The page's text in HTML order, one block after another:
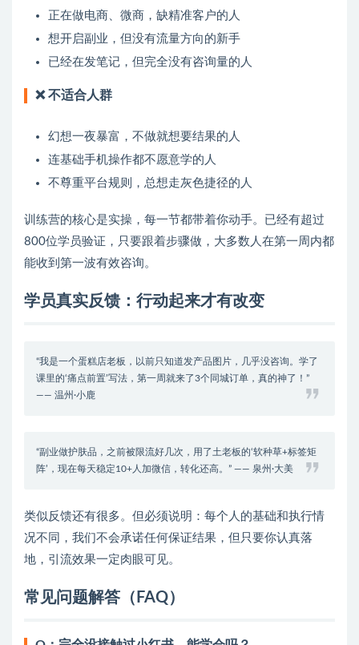
正在做电商、微商，缺精准客户的人
想开启副业，但没有流量方向的新手
已经在发笔记，但完全没有咨询量的人
❌ 不适合人群
幻想一夜暴富，不做就想要结果的人
连基础手机操作都不愿意学的人
不尊重平台规则，总想走灰色捷径的人
训练营的核心是实操，每一节都带着你动手。已经有超过
800位学员验证，只要跟着步骤做，大多数人在第一周内都
能收到第一波有效咨询。
学员真实反馈：行动起来才有改变
“我是一个蛋糕店老板，以前只知道发产品图片，几乎没咨询。学了
课里的‘痛点前置’写法，第一周就来了3个同城订单，真的神了！”
—— 温州·小鹿
“副业做护肤品，之前被限流好几次，用了土老板的‘软种草+标签矩
阵’，现在每天稳定10+人加微信，转化还高。” —— 泉州·大美
类似反馈还有很多。但必须说明：每个人的基础和执行情
况不同，我们不会承诺任何保证结果，但只要你认真落
地，引流效果一定肉眼可见。
常见问题解答（FAQ）